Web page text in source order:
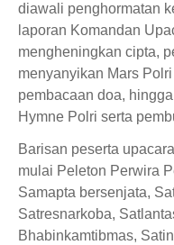
diawali penghormatan
laporan Komandan
mengheningkan cipta,
menyanyikan Mars
pembacaan doa,
Hymne Polri serta
Barisan peserta
mulai Peleton Perwira
Samapta bersenjata,
Satresnarkoba,
Bhabinkamtibmas,